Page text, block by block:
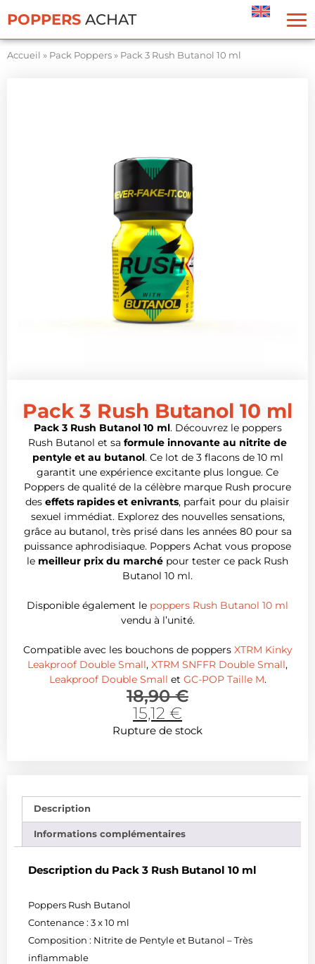
POPPERS ACHAT
Accueil » Pack Poppers» Pack 3 Rush Butanol 10 ml
Pack 3 Rush Butanol 10 ml
Pack 3 Rush Butanol 10 ml. Découvrez le poppers
Rush Butanol et sa formule innovante au nitrite de
pentyle et au butanol. Ce lot de 3 flacons de 10 ml
garantit une expérience excitante plus longue. Ce
Poppers de qualité de la célèbre marque Rush procure
des effets rapides et enivrants, parfait pour du plaisir
sexuel immédiat. Explorez des nouvelles sensations,
grâce au butanol, très prisé dans les années 80 pour sa
puissance aphrodisiaque. Poppers Achat vous propose
le meilleur prix du marché pour tester ce pack Rush
Butanol 10 ml.
Disponible également le poppers Rush Butanol 10 ml
vendu à l’unité.
Compatible avec les bouchons de poppers XTRM Kinky
Leakproof Double Small, XTRM SNFFR Double Small,
Leakproof Double Small et GC-POP Taille M.
18,90€
15,12 €
Rupture de stock
Description
Informations complémentaires
Description du Pack 3 Rush Butanol 10 ml
Poppers Rush Butanol
Contenance : 3 x 10 ml
Composition : Nitrite de Pentyle et Butanol – Très
inflammable